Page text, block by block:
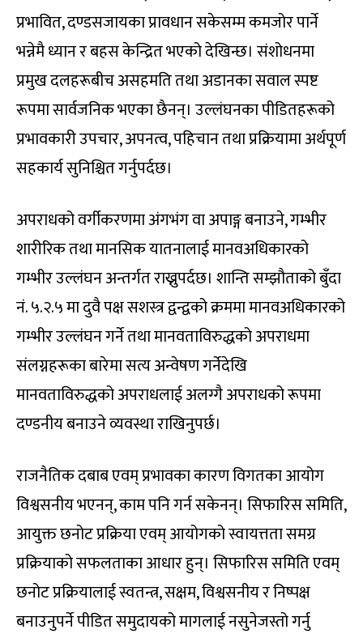
प्रभावित, दण्डसजायका प्रावधान सकेसम्म कमजोर पार्ने
भन्नेमै ध्यान र बहस केन्द्रित भएको देखिन्छ। संशोधनमा
प्रमुख दलहरूबीच असहमति तथा अडानका सवाल स्पष्ट
रूपमा सार्वजनिक भएका छैनन्। उल्लंघनका पीडितहरूको
प्रभावकारी उपचार, अपनत्व, पहिचान तथा प्रक्रियामा अर्थपूर्ण
सहकार्य सुनिश्चित गर्नुपर्दछ।
अपराधको वर्गीकरणमा अंगभंग वा अपाङ्ग बनाउने, गम्भीर
शारीरिक तथा मानसिक यातनालाई मानवअधिकारको
गम्भीर उल्लंघन अन्तर्गत राख्नुपर्दछ। शान्ति सम्झौताको बुँदा
नं. ५.२.५ मा दुवै पक्ष सशस्त्र द्वन्द्वको क्रममा मानवअधिकारको
गम्भीर उल्लंघन गर्ने तथा मानवताविरुद्धको अपराधमा
संलग्नहरूका बारेमा सत्य अन्वेषण गर्नेदेखि
मानवताविरुद्धको अपराधलाई अलग्गै अपराधको रूपमा
दण्डनीय बनाउने व्यवस्था राखिनुपर्छ।
राजनैतिक दबाब एवम् प्रभावका कारण विगतका आयोग
विश्वसनीय भएनन्, काम पनि गर्न सकेनन्। सिफारिस समिति,
आयुक्त छनोट प्रक्रिया एवम् आयोगको स्वायत्तता समग्र
प्रक्रियाको सफलताका आधार हुन्। सिफारिस समिति एवम्
छनोट प्रक्रियालाई स्वतन्त्र, सक्षम, विश्वसनीय र निष्पक्ष
बनाउनुपर्ने पीडित समुदायको मागलाई नसुनेजस्तो गर्नु